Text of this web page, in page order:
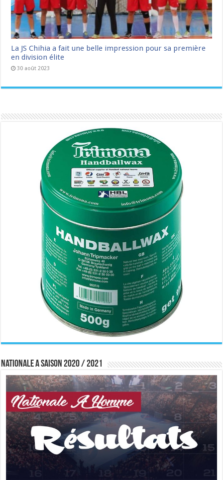
La JS Chihia a fait une belle impression pour sa première
en division élite
30 août 2023
Nationale A saison 2020 / 2021